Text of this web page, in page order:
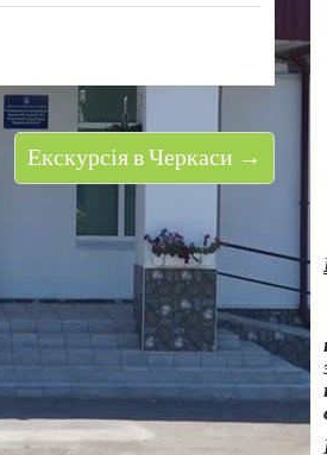
Екскурсія в Черкаси →